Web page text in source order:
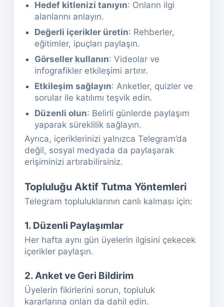
Hedef kitlenizi tanıyın: Onların ilgi
alanlarını anlayın.
Değerli içerikler üretin: Rehberler,
eğitimler, ipuçları paylaşın.
Görseller kullanın: Videolar ve
infografikler etkileşimi artırır.
Etkileşim sağlayın: Anketler, quizler ve
sorular ile katılımı teşvik edin.
Düzenli olun: Belirli günlerde paylaşım
yaparak süreklilik sağlayın.
Ayrıca, içeriklerinizi yalnızca Telegram’da
değil, sosyal medyada da paylaşarak
erişiminizi artırabilirsiniz.
Topluluğu Aktif Tutma Yöntemleri
Telegram topluluklarının canlı kalması için:
1. Düzenli Paylaşımlar
Her hafta aynı gün üyelerin ilgisini çekecek
içerikler paylaşın.
2. Anket ve Geri Bildirim
Üyelerin fikirlerini sorun, topluluk
kararlarına onları da dahil edin.